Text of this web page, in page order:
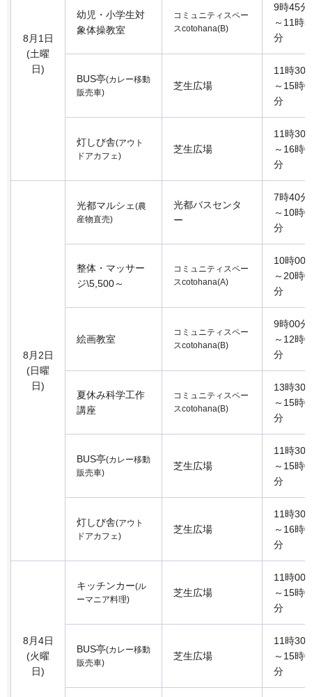
8月1日
(土曜
日)
幼児・小学生対
象体操教室
コミュニティスペー
スcotohana(B)
9時45分
～11時
分
BUS亭(カレー移動
販売車)
芝生広場
11時30
～15時
分
灯しび舎(アウト
ドアカフェ)
芝生広場
11時30
～16時
分
8月2日
(日曜
日)
光都マルシェ (農
産物直売)
光都バスセンタ
ー
7時40分
～10時
分
整体・マッサー
ジ\5,500～
コミュニティスペー
スcotohana(A)
10時00
～20時
分
絵画教室
コミュニティスペー
スcotohana(B)
9時00分
～12時
分
夏休み科学工作
講座
コミュニティスペー
スcotohana(B)
13時30
～15時
分
BUS亭(カレー移動
販売車)
芝生広場
11時30
～15時
分
灯しび舎(アウト
ドアカフェ)
芝生広場
11時30
～16時
分
8月4日
(火曜
日)
キッチンカー(ル
ーマニア料理)
芝生広場
11時00
～15時
分
BUS亭(カレー移動
販売車)
芝生広場
11時30
～15時
分